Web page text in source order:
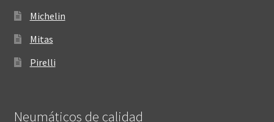
Michelin
Mitas
Pirelli
Neumáticos de calidad‎